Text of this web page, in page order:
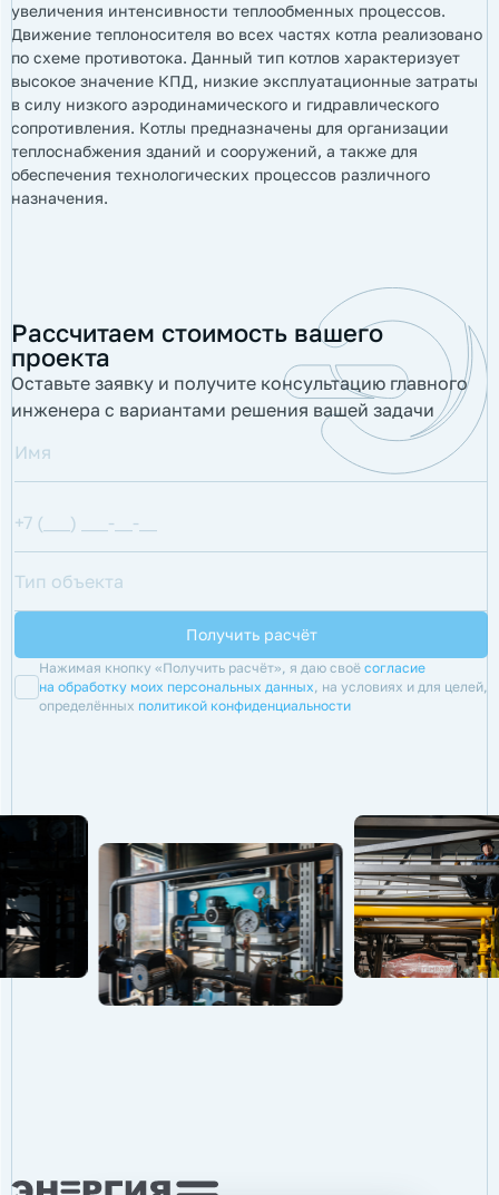
увеличения интенсивности теплообменных процессов.
Движение теплоносителя во всех частях котла реализовано
по схеме противотока. Данный тип котлов характеризует
высокое значение КПД, низкие эксплуатационные затраты
в силу низкого аэродинамического и гидравлического
сопротивления. Котлы предназначены для организации
теплоснабжения зданий и сооружений, а также для
обеспечения технологических процессов различного
назначения.
Рассчитаем стоимость вашего
проекта
Оставьте заявку и получите консультацию главного
инженера с вариантами решения вашей задачи
Нажимая кнопку «Получить расчёт», я даю своё согласие
на обработку моих персональных данных, на условиях и для целей,
определённых политикой конфиденциальности